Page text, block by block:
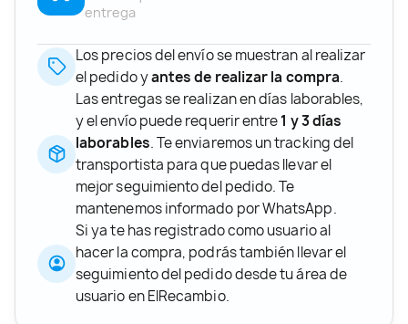
entrega
Los precios del envío se muestran al realizar
el pedido yantes de realizar la compra.
Las entregas se realizan en días laborables,
y el envío puede requerir entre1 y 3 días
laborables. Te enviaremos un tracking del
transportista para que puedas llevar el
mejor seguimiento del pedido. Te
mantenemos informado por WhatsApp.
Si ya te has registrado como usuario al
hacer la compra, podrás también llevar el
seguimiento del pedido desde tu área de
usuario en ElRecambio.